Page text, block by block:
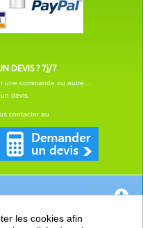
DEVIS ? 7j/7
commande ou autre...
devis.
contacter au
les cookies afin